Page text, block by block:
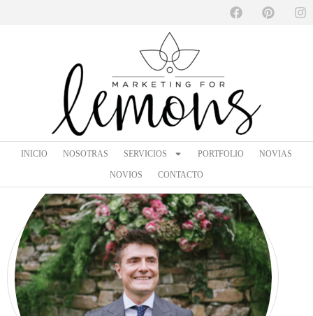
INICIO NOSOTRAS SERVICIOS PORTFOLIO NOVIAS
NOVIOS CONTACTO
NOSOTRAS SERVICIOS PORTFOLIO NOVIAS
NOVIOS CONTACTO
JON U.